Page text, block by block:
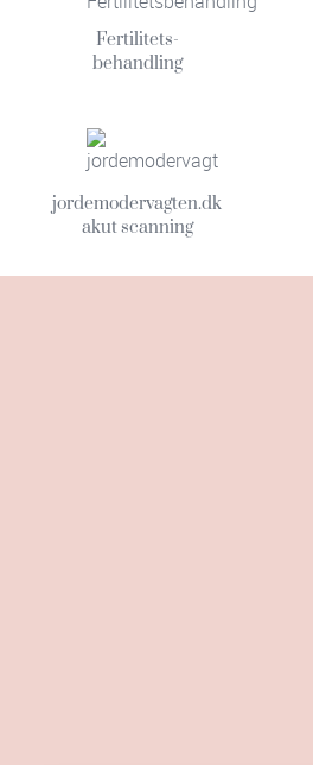
Fertilitets-
behandling
jordemodervagten.dk
akut scanning